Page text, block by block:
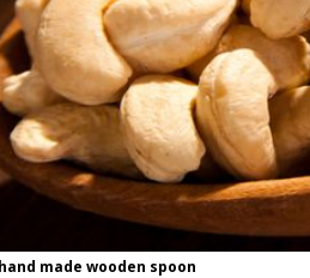
made wooden spoon